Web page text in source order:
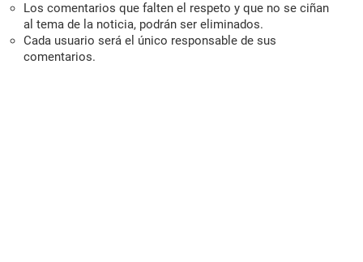
Los comentarios que falten el respeto y que no se ciñan
al tema de la noticia, podrán ser eliminados.
Cada usuario será el único responsable de sus
comentarios.